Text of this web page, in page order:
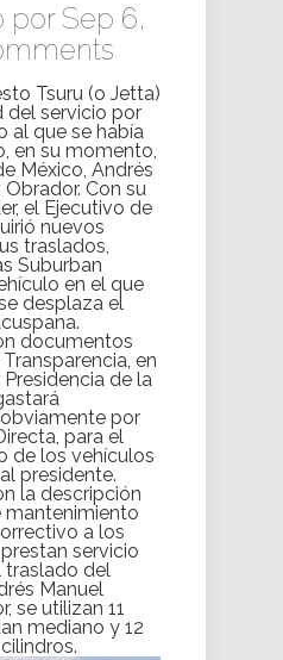
por Sep 6,
Tsuru (o Jetta)
del servicio por
al que se había
en su momento,
México, Andrés
Con su
el Ejecutivo de
nuevos
traslados,
Suburban
en el que
desplaza el
documentos
en
de la
por
para el
de los vehículos
presidente.
la descripción
mantenimiento
a los
servicio
traslado del
Manuel
se utilizan 11
mediano y 12